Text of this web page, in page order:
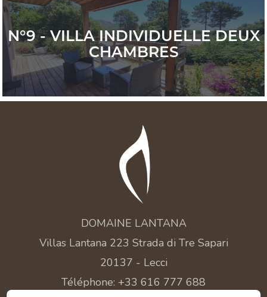
N°9 - VILLA INDIVIDUELLE DEUX
CHAMBRES
DOMAINE LANTANA
Villas Lantana 223 Strada di Tre Sapari
20137 - Lecci
Téléphone: +33 616 777 688